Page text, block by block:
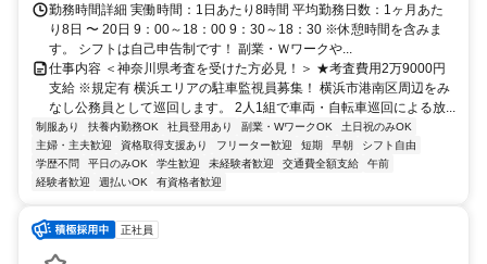
勤務時間詳細 実働時間：1日あたり8時間 平均勤務日数：1ヶ月あた
り8日 〜 20日 9：00～18：00 9：30～18：30 ※休憩時間を含みま
す。 シフトは自己申告制です！ 副業・Ｗワークや...
仕事内容 ＜神奈川県考査を受けた方必見！＞ ★考査費用2万9000円
支給 ※規定有 横浜エリアの駐車監視員募集！ 横浜市港南区周辺をみ
なし公務員として巡回します。 2人1組で車両・自転車巡回による放...
制服あり 扶養内勤務OK 社員登用あり 副業・WワークOK
土日祝のみOK
主婦・主夫歓迎
資格取得支援あり フリーター歓迎 短期 早朝
シフト自由
学歴不問
平日のみOK 学生歓迎 未経験者歓迎 交通費全額支給
午前
経験者歓迎
週払いOK 有資格者歓迎
正社員